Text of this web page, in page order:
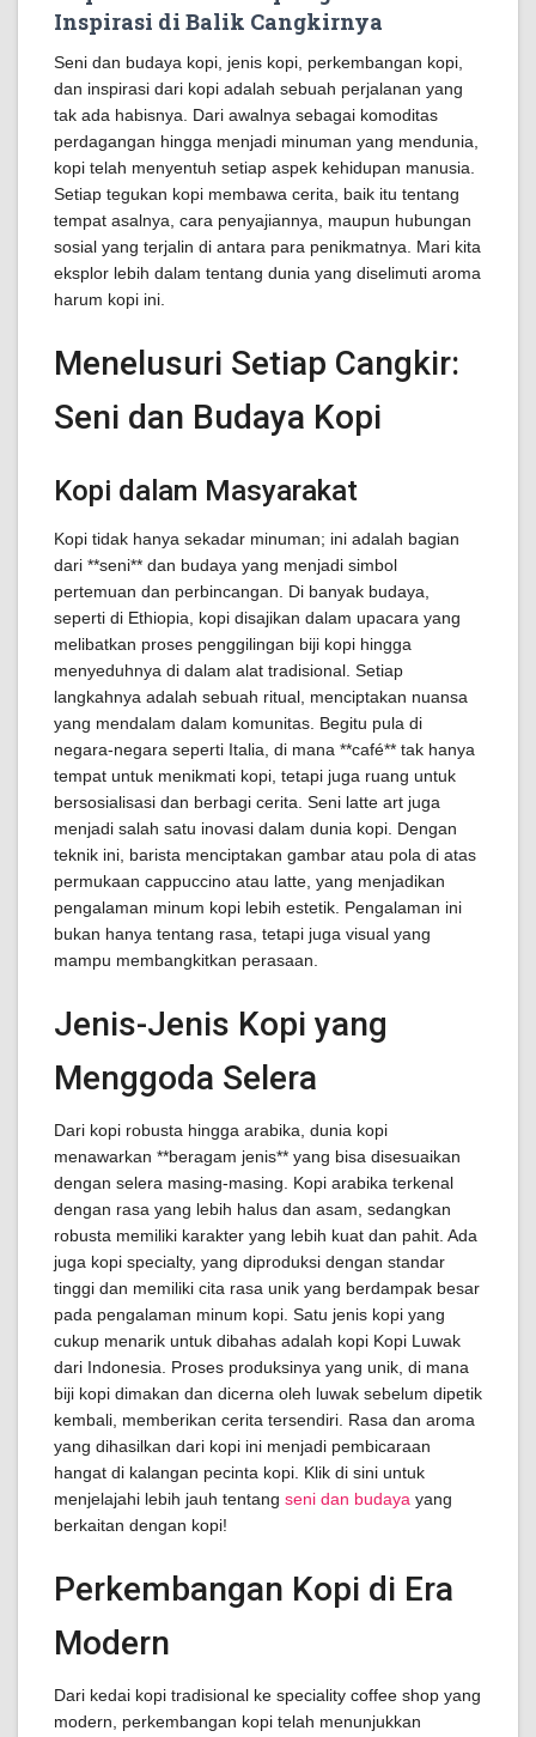
Inspirasi di Balik Cangkirnya
Seni dan budaya kopi, jenis kopi, perkembangan kopi,
dan inspirasi dari kopi adalah sebuah perjalanan yang
tak ada habisnya. Dari awalnya sebagai komoditas
perdagangan hingga menjadi minuman yang mendunia,
kopi telah menyentuh setiap aspek kehidupan manusia.
Setiap tegukan kopi membawa cerita, baik itu tentang
tempat asalnya, cara penyajiannya, maupun hubungan
sosial yang terjalin di antara para penikmatnya. Mari kita
eksplor lebih dalam tentang dunia yang diselimuti aroma
harum kopi ini.
Menelusuri Setiap Cangkir:
Seni dan Budaya Kopi
Kopi dalam Masyarakat
Kopi tidak hanya sekadar minuman; ini adalah bagian
dari **seni** dan budaya yang menjadi simbol
pertemuan dan perbincangan. Di banyak budaya,
seperti di Ethiopia, kopi disajikan dalam upacara yang
melibatkan proses penggilingan biji kopi hingga
menyeduhnya di dalam alat tradisional. Setiap
langkahnya adalah sebuah ritual, menciptakan nuansa
yang mendalam dalam komunitas. Begitu pula di
negara-negara seperti Italia, di mana **café** tak hanya
tempat untuk menikmati kopi, tetapi juga ruang untuk
bersosialisasi dan berbagi cerita. Seni latte art juga
menjadi salah satu inovasi dalam dunia kopi. Dengan
teknik ini, barista menciptakan gambar atau pola di atas
permukaan cappuccino atau latte, yang menjadikan
pengalaman minum kopi lebih estetik. Pengalaman ini
bukan hanya tentang rasa, tetapi juga visual yang
mampu membangkitkan perasaan.
Jenis-Jenis Kopi yang
Menggoda Selera
Dari kopi robusta hingga arabika, dunia kopi
menawarkan **beragam jenis** yang bisa disesuaikan
dengan selera masing-masing. Kopi arabika terkenal
dengan rasa yang lebih halus dan asam, sedangkan
robusta memiliki karakter yang lebih kuat dan pahit. Ada
juga kopi specialty, yang diproduksi dengan standar
tinggi dan memiliki cita rasa unik yang berdampak besar
pada pengalaman minum kopi. Satu jenis kopi yang
cukup menarik untuk dibahas adalah kopi Kopi Luwak
dari Indonesia. Proses produksinya yang unik, di mana
biji kopi dimakan dan dicerna oleh luwak sebelum dipetik
kembali, memberikan cerita tersendiri. Rasa dan aroma
yang dihasilkan dari kopi ini menjadi pembicaraan
hangat di kalangan pecinta kopi. Klik di sini untuk
menjelajahi lebih jauh tentang seni dan budaya yang
berkaitan dengan kopi!
Perkembangan Kopi di Era
Modern
Dari kedai kopi tradisional ke speciality coffee shop yang
modern, perkembangan kopi telah menunjukkan